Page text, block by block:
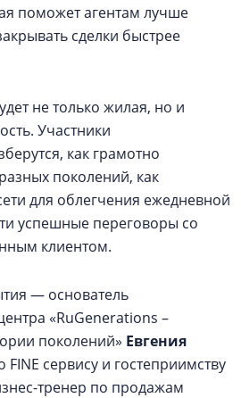
поможет агентам лучше
сделки быстрее
не только жилая, но и
Участники
как грамотно
поколений, как
для облегчения ежедневной
успешные переговоры со
клиентом.
— основатель
«RuGenerations –
поколений» Евгения
FINE сервису и гостеприимству
тренер по продажам